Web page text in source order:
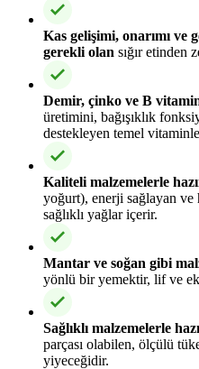
Kas gelişimi, onarımı ve
gerekli olan sığır etinden
Demir, çinko ve B
üretimini, bağışıklık
destekleyen temel
Kaliteli malzemelerle
yoğurt), enerji sağlayan
sağlıklı yağlar içerir.
Mantar ve soğan gibi
yönlü bir yemektir, lif ve
Sağlıklı malzemelerle
parçası olabilen, ölçülü
yiyeceğidir.